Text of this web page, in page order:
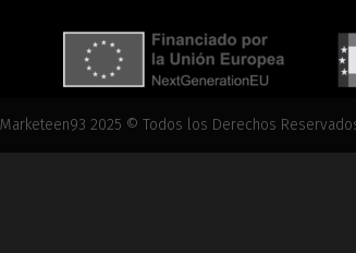
Marketeen93 2025 © Todos los Derechos